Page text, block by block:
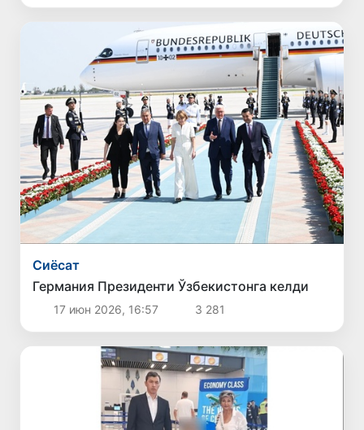
Сиёсат
Германия Президенти Ўзбекистонга келди
17 июн 2026, 16:57 3 281